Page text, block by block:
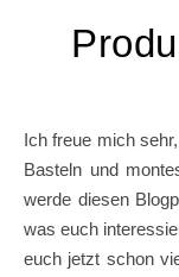
Ich freue mich sehr, dir hier meine liebsten Produkte rund ums
Basteln und
werde diesen
was euch
euch jetzt schon